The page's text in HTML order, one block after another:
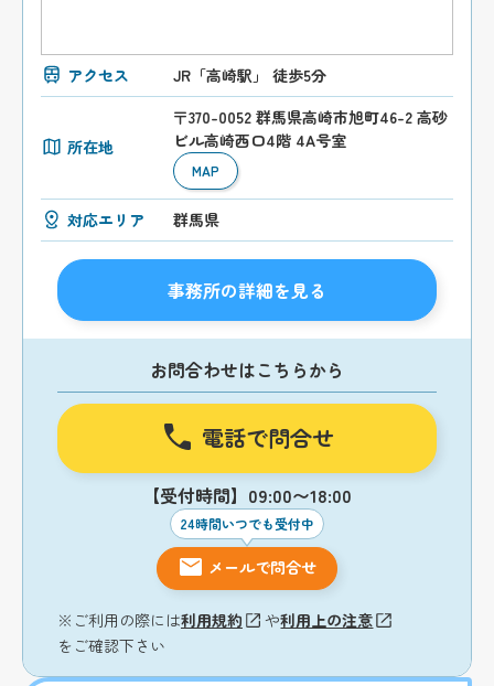
アクセス JR「高崎駅」 徒歩5分
所在地
〒370-0052 群馬県高崎市旭町46-2 高砂
ビル高崎西口4階 4A号室
MAP
対応エリア 群馬県
事務所の詳細を見る
お問合わせはこちらから
電話で問合せ
【受付時間】09:00〜18:00
24時間いつでも受付中
メールで問合せ
※ご利用の際には利用規約 や利用上の注意
をご確認下さい